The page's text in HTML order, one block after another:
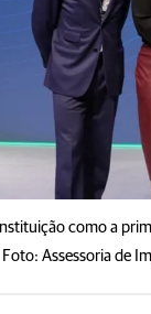
como a
Foto: Assessoria de